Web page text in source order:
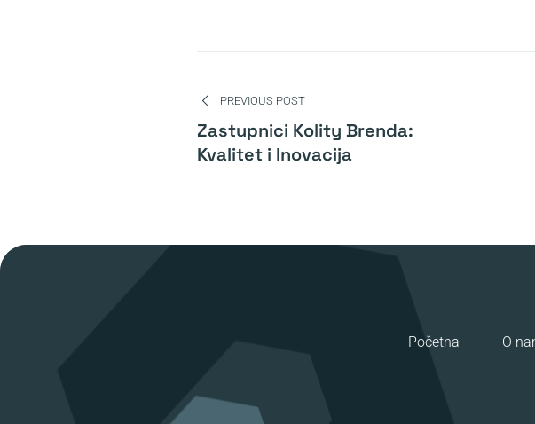
članaka
PREVIOUS POST
Zastupnici Kolity Brenda:
Kvalitet i Inovacija
Početna O